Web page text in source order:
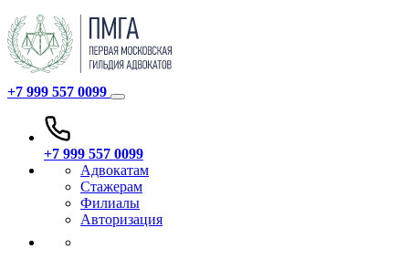
+7 999 557 0099
+7 999 557 0099
Адвокатам
Стажерам
Филиалы
Авторизация